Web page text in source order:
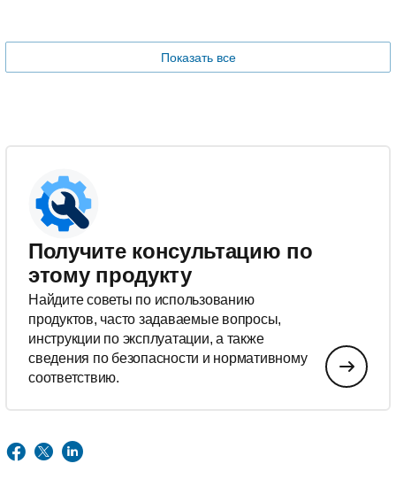
Показать все
Получите консультацию по
этому продукту
Найдите советы по использованию
продуктов, часто задаваемые вопросы,
инструкции по эксплуатации, а также
сведения по безопасности и нормативному
соответствию.